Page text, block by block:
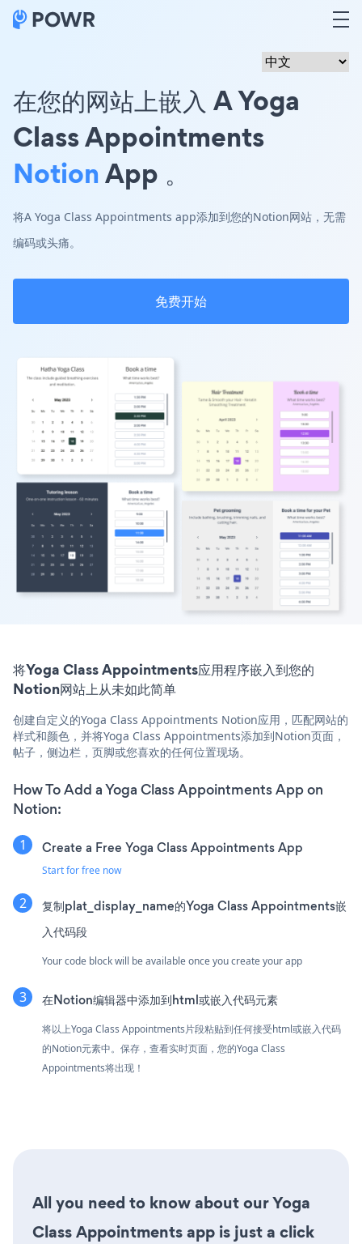
在您的网站上嵌入 A Yoga
Class Appointments
NotionApp 。
将A Yoga Class Appointments app添加到您的Notion网站，无需
编码或头痛。
免费开始
将Yoga Class Appointments应用程序嵌入到您的
Notion网站上从未如此简单
创建自定义的Yoga Class Appointments Notion应用，匹配网站的
样式和颜色，并将Yoga Class Appointments添加到Notion页面，
帖子，侧边栏，页脚或您喜欢的任何位置现场。
How To Add a Yoga Class Appointments App on
Notion:
Create a Free Yoga Class Appointments App
Start for free now
复制plat_display_name的Yoga Class Appointments嵌
入代码段
Your code block will be available once you create your app
在Notion编辑器中添加到html或嵌入代码元素
将以上Yoga Class Appointments片段粘贴到任何接受html或嵌入代码
的Notion元素中。保存，查看实时页面，您的Yoga Class
Appointments将出现！
All you need to know about our Yoga
Class Appointments app is just a click